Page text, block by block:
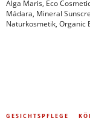
Alga Maris, Eco
Mádara, Mineral
Naturkosmetik, Organic
GESICHTSPFLEGE